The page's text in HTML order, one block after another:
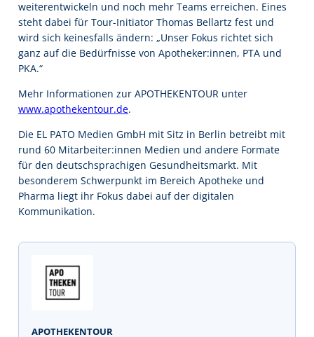
weiterentwickeln und noch mehr Teams erreichen. Eines
steht dabei für Tour-Initiator Thomas Bellartz fest und
wird sich keinesfalls ändern: „Unser Fokus richtet sich
ganz auf die Bedürfnisse von Apotheker:innen, PTA und
PKA.“
Mehr Informationen zur APOTHEKENTOUR unter
www.apothekentour.de.
Die EL PATO Medien GmbH mit Sitz in Berlin betreibt mit
rund 60 Mitarbeiter:innen Medien und andere Formate
für den deutschsprachigen Gesundheitsmarkt. Mit
besonderem Schwerpunkt im Bereich Apotheke und
Pharma liegt ihr Fokus dabei auf der digitalen
Kommunikation.
APOTHEKENTOUR